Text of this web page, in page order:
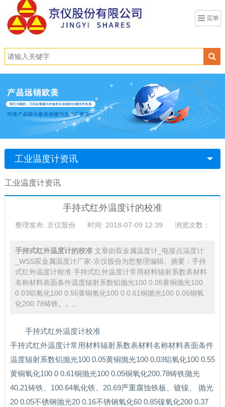
工业温度计资讯
工业温度计资讯
手持式红外温度计的校准
整理发布: 京仪股份 时间: 2018-07-09 12:39 浏览次数：
手持式红外温度计的校准 文章由双金属温度计_电接点温度计
_WSS双金属温度计厂家-京仪股份为您整理编辑。摘要：手持
式红外温度计校准 手持式红外温度计常用材料辐射系数表材料
名称材料表面条件温度辐射系数铝抛光100 0.05黄铜抛光100
0.03铝氧化100 0.55黄铜氧化100 0 0.61铜抛光100 0.05铜氧
化200.78铸铁。。。
手持式红外温度计校准
手持式红外温度计常用材料辐射系数表材料名称材料表面条件
温度辐射系数铝抛光100 0.05黄铜抛光100 0.03铝氧化100 0.55
黄铜氧化100 0 0.61铜抛光100 0.05铜氧化200.78铸铁抛光
40.21铸铁、100.64氧化铁、20.69严重腐蚀铁板、镀镍、 抛光
20 0.05不锈钢抛光20 0.16不锈钢氧化60 0.85镍氧化200 0.37